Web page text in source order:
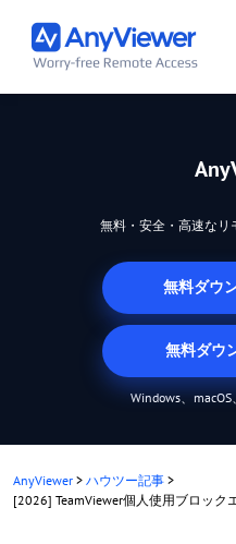
無料・安全・高速なリ
無料ダウ
無料ダウ
Windows、
AnyViewer > ハウツー記事 >
[2026] TeamViewer個人使用ブロック